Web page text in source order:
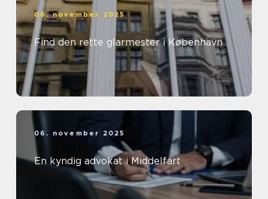
06. november 2025
Find den rette glarmester i København
06. november 2025
En kyndig advokat i Middelfart